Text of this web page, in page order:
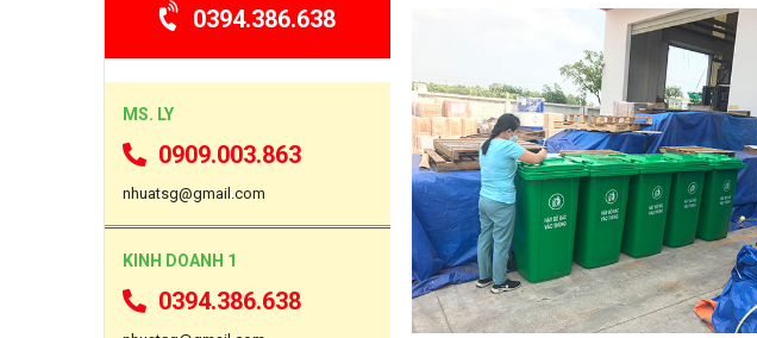
0394.386.638
MS. LY
0909.003.863
nhuatsg@gmail.com
KINH DOANH 1
0394.386.638